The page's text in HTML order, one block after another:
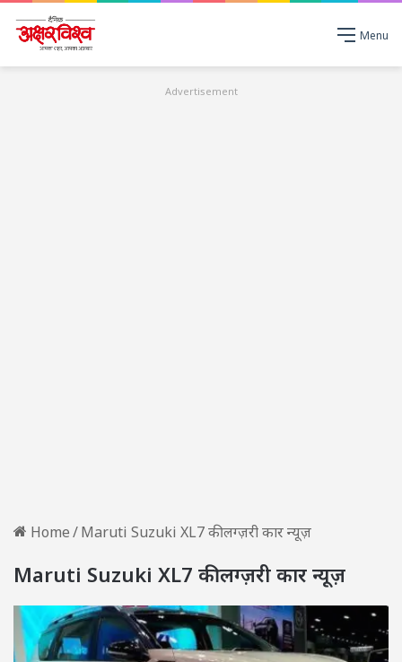
Menu
Advertisement
Home/Maruti Suzuki XL7 की लग्ज़री कार न्यूज़
Maruti Suzuki XL7 की लग्ज़री कार न्यूज़